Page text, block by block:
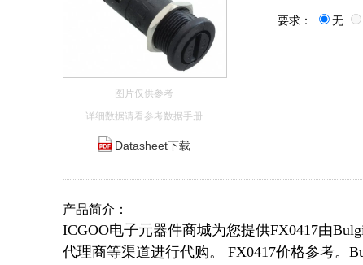
图片仅供参考
详细数据请看参考数据手册
Datasheet下载
要求： 无
产品简介：
ICGOO电子元器件商城为您提供FX0417由
代理商等渠道进行代购。 FX0417价格参考。